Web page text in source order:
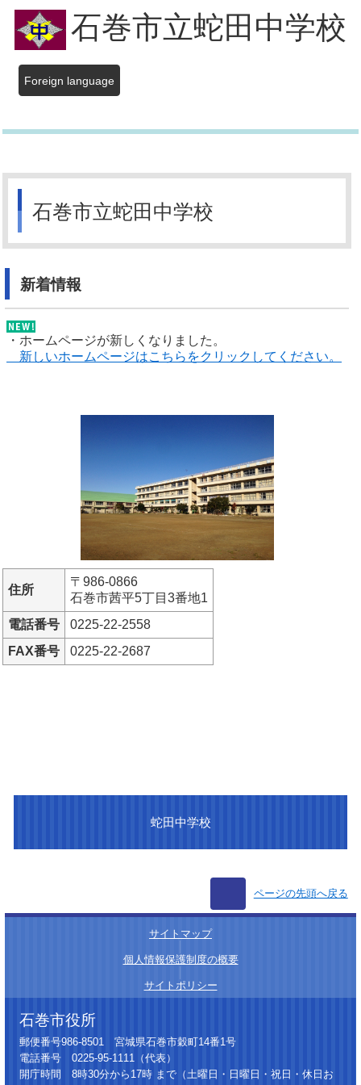
石巻市立蛇田中学校
Foreign language
石巻市立蛇田中学校
新着情報
・ホームページが新しくなりました。
新しいホームページはこちらをクリックしてください。
住所
〒986-0866
石巻市茜平5丁目3番地1
電話番号
0225-22-2558
FAX番号
0225-22-2687
蛇田中学校
ページの先頭へ戻る
サイトマップ
個人情報保護制度の概要
サイトポリシー
石巻市役所
郵便番号986-8501 宮城県石巻市穀町14番1号
電話番号 0225-95-1111（代表）
開庁時間 8時30分から17時 まで（土曜日・日曜日・祝日・休日お